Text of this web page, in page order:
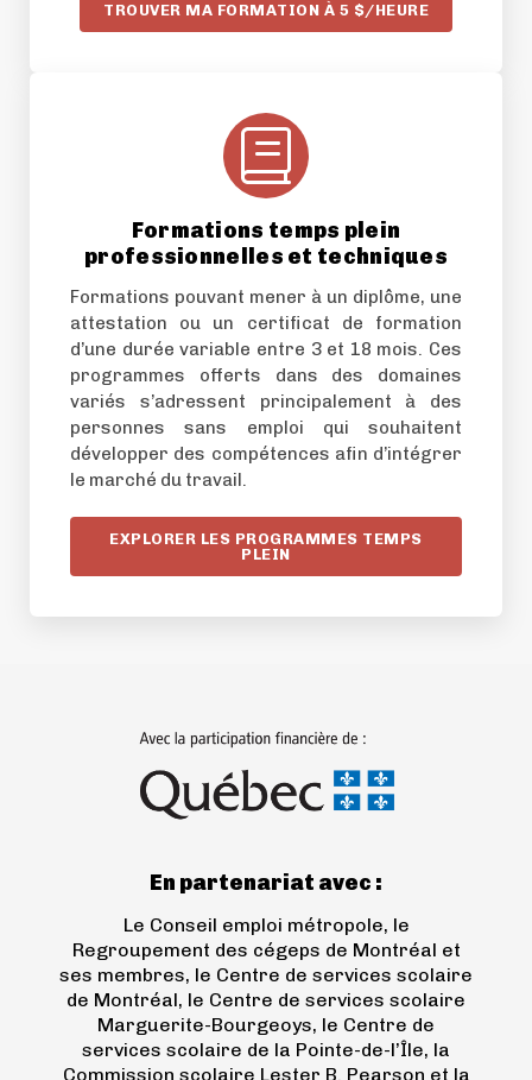
TROUVER MA FORMATION À 5 $/HEURE
Formations temps plein
professionnelles et techniques
Formations pouvant mener à un diplôme, une
attestation ou un certificat de formation
d’une durée variable entre 3 et 18 mois. Ces
programmes offerts dans des domaines
variés s’adressent principalement à des
personnes sans emploi qui souhaitent
développer des compétences afin d’intégrer
le marché du travail.
EXPLORER LES PROGRAMMES TEMPS
PLEIN
En partenariat avec :
Le Conseil emploi métropole, le
Regroupement des cégeps de Montréal et
ses membres, le Centre de services scolaire
de Montréal, le Centre de services scolaire
Marguerite-Bourgeoys, le Centre de
services scolaire de la Pointe-de-l’Île, la
Commission scolaire Lester B. Pearson et la